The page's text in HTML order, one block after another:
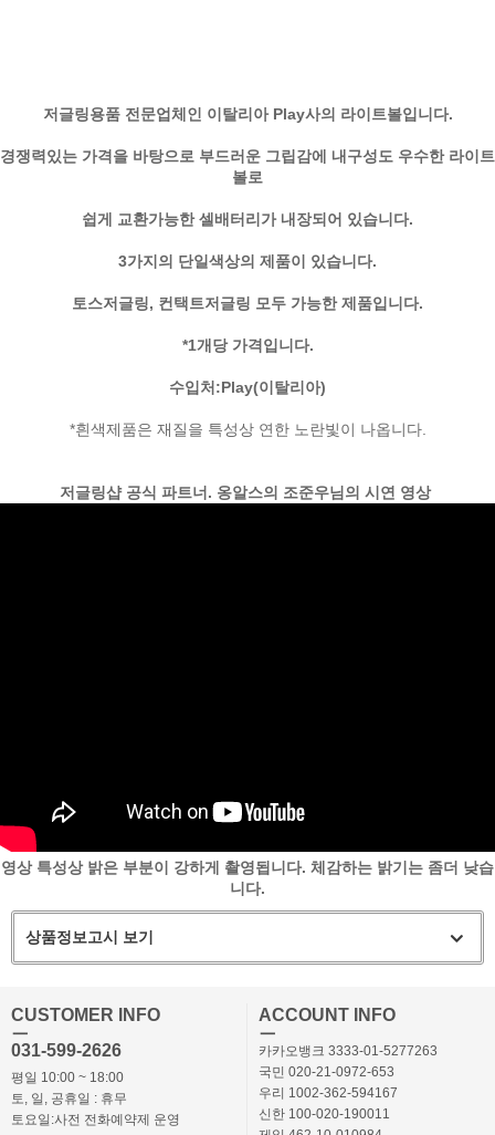
저글링용품 전문업체인 이탈리아 Play사의 라이트볼입니다.
경쟁력있는 가격을 바탕으로 부드러운 그립감에 내구성도 우수한 라이트
볼로
쉽게 교환가능한 셀배터리가 내장되어 있습니다.
3가지의 단일색상의 제품이 있습니다.
토스저글링, 컨택트저글링 모두 가능한 제품입니다.
*1개당 가격입니다.
수입처:Play(이탈리아)
*흰색제품은 재질을 특성상 연한 노란빛이 나옵니다.
저글링샵 공식 파트너. 옹알스의 조준우님의 시연 영상
영상 특성상 밝은 부분이 강하게 촬영됩니다. 체감하는 밝기는 좀더 낮습
니다.
상품정보고시 보기
CUSTOMER INFO
ㅡ
031-599-2626
평일 10:00 ~ 18:00
토, 일, 공휴일 : 휴무
토요일:사전 전화예약제 운영
ACCOUNT INFO
ㅡ
카카오뱅크 3333-01-5277263
국민 020-21-0972-653
우리 1002-362-594167
신한 100-020-190011